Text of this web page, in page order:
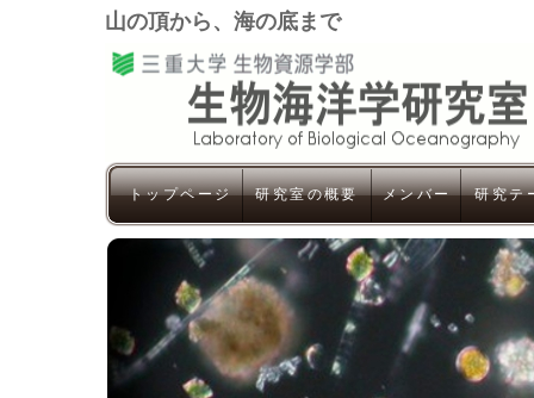
山の頂から、海の底まで
トップページ 研究室の概要 メンバー 研究テ